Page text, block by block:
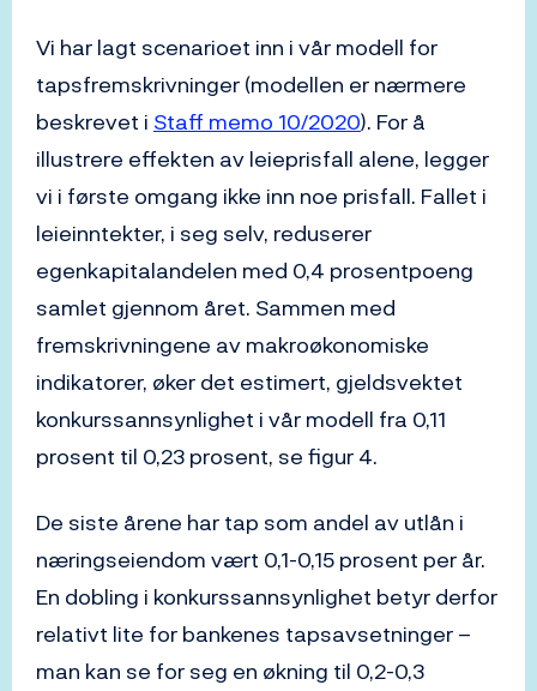
Vi har lagt scenarioet inn i vår modell for
tapsfremskrivninger (modellen er nærmere
beskrevet i Staff memo 10/2020). For å
illustrere effekten av leieprisfall alene, legger
vi i første omgang ikke inn noe prisfall. Fallet i
leieinntekter, i seg selv, reduserer
egenkapitalandelen med 0,4 prosentpoeng
samlet gjennom året. Sammen med
fremskrivningene av makroøkonomiske
indikatorer, øker det estimert, gjeldsvektet
konkurssannsynlighet i vår modell fra 0,11
prosent til 0,23 prosent, se figur 4.
De siste årene har tap som andel av utlån i
næringseiendom vært 0,1-0,15 prosent per år.
En dobling i konkurssannsynlighet betyr derfor
relativt lite for bankenes tapsavsetninger –
man kan se for seg en økning til 0,2-0,3